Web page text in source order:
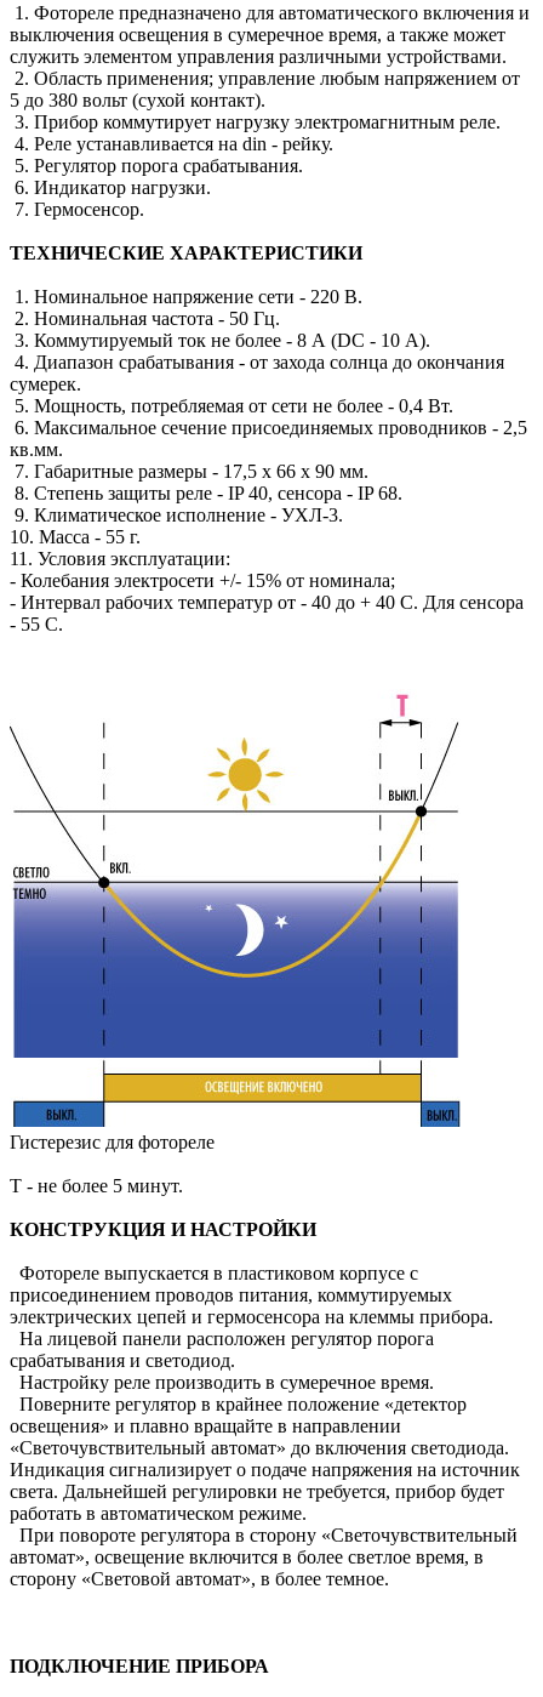
1. Фотореле предназначено для автоматического включения и
выключения освещения в сумеречное время, а также может
служить элементом управления различными устройствами.
2. Область применения; управление любым напряжением от
5 до 380 вольт (сухой контакт).
3. Прибор коммутирует нагрузку электромагнитным реле.
4. Реле устанавливается на din - рейку.
5. Регулятор порога срабатывания.
6. Индикатор нагрузки.
7. Гермосенсор.
ТЕХНИЧЕСКИЕ ХАРАКТЕРИСТИКИ
1. Номинальное напряжение сети - 220 В.
2. Номинальная частота - 50 Гц.
3. Коммутируемый ток не более - 8 А (DС - 10 А).
4. Диапазон срабатывания - от захода солнца до окончания
сумерек.
5. Мощность, потребляемая от сети не более - 0,4 Вт.
6. Максимальное сечение присоединяемых проводников - 2,5
кв.мм.
7. Габаритные размеры - 17,5 х 66 х 90 мм.
8. Степень защиты реле - IP 40, сенсора - IP 68.
9. Климатическое исполнение - УХЛ-3.
10. Масса - 55 г.
11. Условия эксплуатации:
- Колебания электросети +/- 15% от номинала;
- Интервал рабочих температур от - 40 до + 40 С. Для сенсора
- 55 С.
Гистерезис для фотореле
Т - не более 5 минут.
КОНСТРУКЦИЯ И НАСТРОЙКИ
Фотореле выпускается в пластиковом корпусе с
присоединением проводов питания, коммутируемых
электрических цепей и гермосенсора на клеммы прибора.
На лицевой панели расположен регулятор порога
срабатывания и светодиод.
Настройку реле производить в сумеречное время.
Поверните регулятор в крайнее положение «детектор
освещения» и плавно вращайте в направлении
«Светочувствительный автомат» до включения светодиода.
Индикация сигнализирует о подаче напряжения на источник
света. Дальнейшей регулировки не требуется, прибор будет
работать в автоматическом режиме.
При повороте регулятора в сторону «Светочувствительный
автомат», освещение включится в более светлое время, в
сторону «Световой автомат», в более темное.
ПОДКЛЮЧЕНИЕ ПРИБОРА